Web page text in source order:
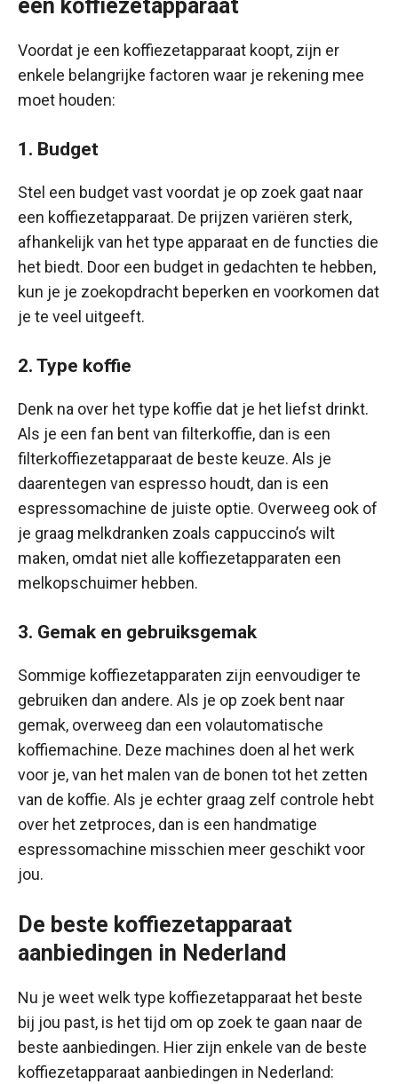
een koffiezetapparaat
Voordat je een koffiezetapparaat koopt, zijn er
enkele belangrijke factoren waar je rekening mee
moet houden:
1. Budget
Stel een budget vast voordat je op zoek gaat naar
een koffiezetapparaat. De prijzen variëren sterk,
afhankelijk van het type apparaat en de functies die
het biedt. Door een budget in gedachten te hebben,
kun je je zoekopdracht beperken en voorkomen dat
je te veel uitgeeft.
2. Type koffie
Denk na over het type koffie dat je het liefst drinkt.
Als je een fan bent van filterkoffie, dan is een
filterkoffiezetapparaat de beste keuze. Als je
daarentegen van espresso houdt, dan is een
espressomachine de juiste optie. Overweeg ook of
je graag melkdranken zoals cappuccino’s wilt
maken, omdat niet alle koffiezetapparaten een
melkopschuimer hebben.
3. Gemak en gebruiksgemak
Sommige koffiezetapparaten zijn eenvoudiger te
gebruiken dan andere. Als je op zoek bent naar
gemak, overweeg dan een volautomatische
koffiemachine. Deze machines doen al het werk
voor je, van het malen van de bonen tot het zetten
van de koffie. Als je echter graag zelf controle hebt
over het zetproces, dan is een handmatige
espressomachine misschien meer geschikt voor
jou.
De beste koffiezetapparaat
aanbiedingen in Nederland
Nu je weet welk type koffiezetapparaat het beste
bij jou past, is het tijd om op zoek te gaan naar de
beste aanbiedingen. Hier zijn enkele van de beste
koffiezetapparaat aanbiedingen in Nederland: